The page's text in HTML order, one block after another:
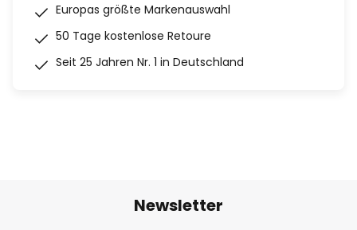
Europas größte Markenauswahl
50 Tage kostenlose Retoure
Seit 25 Jahren Nr. 1 in Deutschland
Newsletter